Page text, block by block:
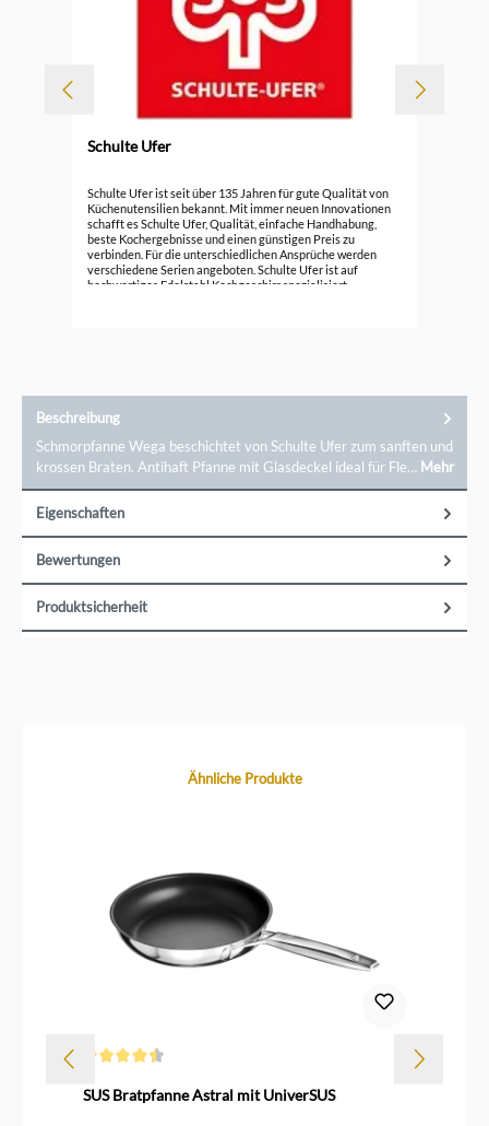
Schulte Ufer
Schulte Ufer ist seit über 135 Jahren für gute Qualität von
Küchenutensilien bekannt. Mit immer neuen Innovationen
schafft es Schulte Ufer, Qualität, einfache Handhabung,
beste Kochergebnisse und einen günstigen Preis zu
verbinden. Für die unterschiedlichen Ansprüche werden
verschiedene Serien angeboten. Schulte Ufer ist auf
hochwertiges Edelstahl Kochgeschirr spezialisiert.
Beschreibung
Schmorpfanne Wega beschichtet von Schulte Ufer zum sanften und
krossen Braten. Antihaft Pfanne mit Glasdeckel ideal für Fle… Mehr
Eigenschaften
Bewertungen
Produktsicherheit
Produktgalerie überspringenÄhnliche Produkte
SUS Bratpfanne Astral mit UniverSUS